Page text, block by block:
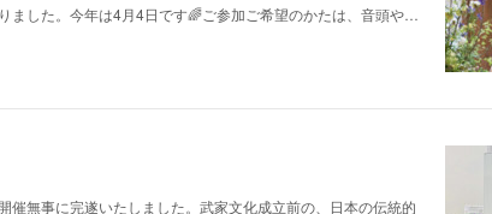
ました。今年は4月4日です🌈ご参加ご希望のかたは、音頭や…
催無事に完遂いたしました。武家文化成立前の、日本の伝統的